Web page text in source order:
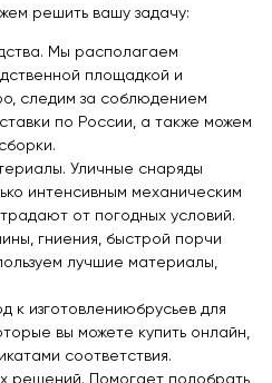
решить вашу задачу:
Мы располагаем
площадкой и
следим за соблюдением
по России, а также можем
Уличные снаряды
интенсивным механическим
от погодных условий.
гниения, быстрой порчи
лучшие материалы,
к изготовлениюбрусьев для
вы можете купить онлайн,
соответствия.
решений. Помогает подобрать